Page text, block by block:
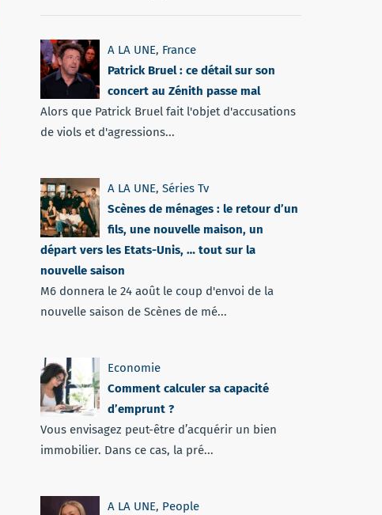
A LA UNE, France
Patrick Bruel : ce détail sur son
concert au Zénith passe mal
Alors que Patrick Bruel fait l'objet d'accusations
de viols et d'agressions...
A LA UNE, Séries Tv
Scènes de ménages : le retour d’un
fils, une nouvelle maison, un
départ vers les Etats-Unis, … tout sur la
nouvelle saison
M6 donnera le 24 août le coup d'envoi de la
nouvelle saison de Scènes de mé...
Economie
Comment calculer sa capacité
d’emprunt ?
Vous envisagez peut-être d’acquérir un bien
immobilier. Dans ce cas, la pré...
A LA UNE, People